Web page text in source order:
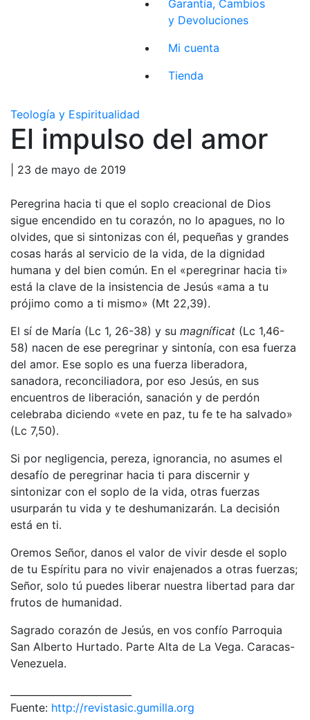
Garantía, Cambios
y Devoluciones
Mi cuenta
Tienda
Teología y Espiritualidad
El impulso del amor
| 23 de mayo de 2019
Peregrina hacia ti que el soplo creacional de Dios
sigue encendido en tu corazón, no lo apagues, no lo
olvides, que si sintonizas con él, pequeñas y grandes
cosas harás al servicio de la vida, de la dignidad
humana y del bien común. En el «peregrinar hacia ti»
está la clave de la insistencia de Jesús «ama a tu
prójimo como a ti mismo» (Mt 22,39).
El sí de María (Lc 1, 26-38) y su magníficat (Lc 1,46-
58) nacen de ese peregrinar y sintonía, con esa fuerza
del amor. Ese soplo es una fuerza liberadora,
sanadora, reconciliadora, por eso Jesús, en sus
encuentros de liberación, sanación y de perdón
celebraba diciendo «vete en paz, tu fe te ha salvado»
(Lc 7,50).
Si por negligencia, pereza, ignorancia, no asumes el
desafío de peregrinar hacia ti para discernir y
sintonizar con el soplo de la vida, otras fuerzas
usurparán tu vida y te deshumanizarán. La decisión
está en ti.
Oremos Señor, danos el valor de vivir desde el soplo
de tu Espíritu para no vivir enajenados a otras fuerzas;
Señor, solo tú puedes liberar nuestra libertad para dar
frutos de humanidad.
Sagrado corazón de Jesús, en vos confío Parroquia
San Alberto Hurtado. Parte Alta de La Vega. Caracas-
Venezuela.
Fuente: http://revistasic.gumilla.org